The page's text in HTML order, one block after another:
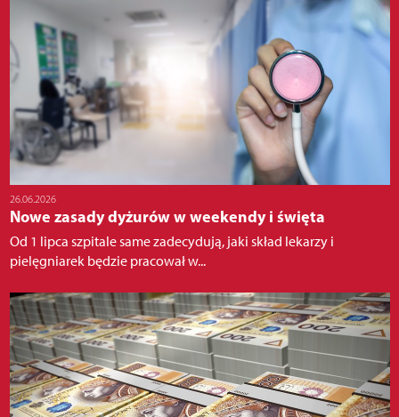
26.06.2026
Nowe zasady dyżurów w weekendy i święta
Od 1 lipca szpitale same zadecydują, jaki skład lekarzy i
pielęgniarek będzie pracował w...